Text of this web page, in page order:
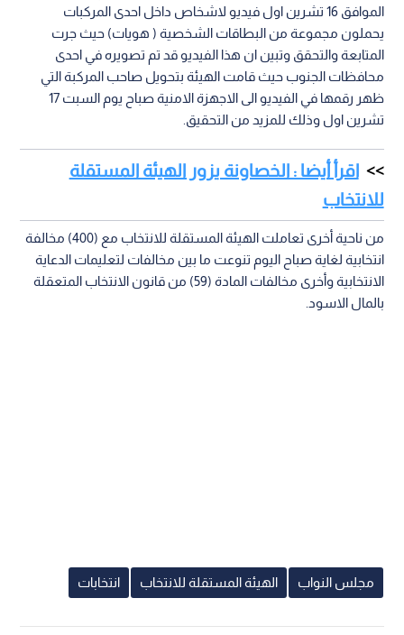
الموافق 16 تشرين اول فيديو لاشخاص داخل احدى المركبات
يحملون مجموعة من البطاقات الشخصية ( هويات) حيث جرت
المتابعة والتحقق وتبين ان هذا الفيديو قد تم تصويره في احدى
محافظات الجنوب حيث قامت الهيئة بتحويل صاحب المركبة التي
ظهر رقمها في الفيديو الى الاجهزة الامنية صباح يوم السبت 17
تشرين اول وذلك للمزيد من التحقيق.
اقرأ أيضا : الخصاونة يزور الهيئة المستقلة
للانتخاب
من ناحية أخرى تعاملت الهيئة المستقلة للانتخاب مع (400) مخالفة
انتخابية لغاية صباح اليوم تنوعت ما بين مخالفات لتعليمات الدعاية
الانتخابية وأخرى مخالفات المادة (59) من قانون الانتخاب المتعقلة
بالمال الاسود.
مجلس النواب الهيئة المستقلة للانتخاب انتخابات